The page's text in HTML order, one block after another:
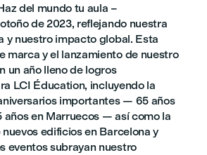
del mundo tu aula –
de 2023, reflejando nuestra
y nuestro impacto global. Esta
marca y el lanzamiento de nuestro
un año lleno de logros
LCI Éducation, incluyendo la
importantes — 65 años
años en Marruecos — así como la
edificios en Barcelona y
eventos subrayan nuestro